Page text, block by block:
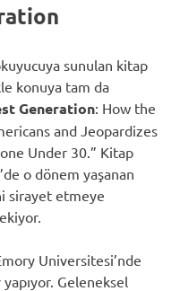
sunulan kitap
konuya tam da
Generation: How the
and Jeopardizes
Under 30.” Kitap
o dönem yaşanan
sirayet etmeye
Universitesi’nde
Geleneksel